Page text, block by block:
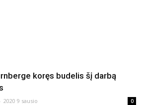
koręs budelis šį darbą
- 2020 9 sausio 0